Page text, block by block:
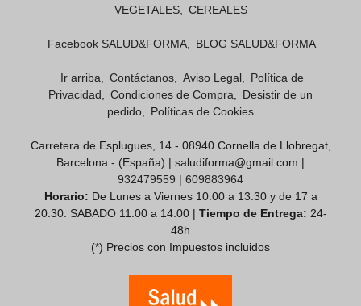
VEGETALES
CEREALES
Facebook SALUD&FORMA BLOG SALUD&FORMA
Ir arriba Contáctanos Aviso Legal
Política de
Privacidad
Condiciones de Compra
Desistir de un
pedido
Políticas de Cookies
Carretera de Esplugues, 14 - 08940 Cornella de Llobregat,
Barcelona - (España) | saludiforma@gmail.com |
932479559 | 609883964
Horario: De Lunes a Viernes 10:00 a 13:30 y de 17 a
20:30. SABADO 11:00 a 14:00 | Tiempo de Entrega: 24-
48h
(*) Precios con Impuestos incluidos